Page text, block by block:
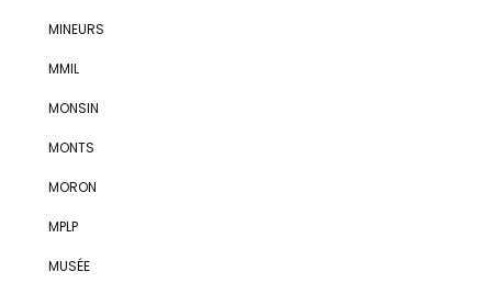
MINEURS
MMIL
MONSIN
MONTS
MORON
MPLP
MUSÉE